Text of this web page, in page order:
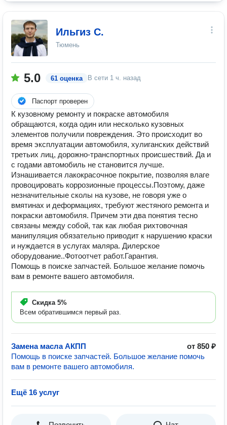
Ильгиз С.
Тюмень
5.0 61 оценка В сети 1 ч. назад
Паспорт проверен
К кузовному ремонту и покраске автомобиля
обращаются, когда один или несколько кузовных
элементов получили повреждения. Это происходит во
время эксплуатации автомобиля, хулиганских действий
третьих лиц, дорожно-транспортных происшествий. Да и
с годами автомобиль не становится лучше.
Изнашивается лакокрасочное покрытие, позволяя влаге
провоцировать коррозионные процессы.Поэтому, даже
незначительные сколы на кузове, не говоря уже о
вмятинах и деформациях, требуют жестяного ремонта и
покраски автомобиля. Причем эти два понятия тесно
связаны между собой, так как любая рихтовочная
манипуляция обязательно приводит к нарушению краски
и нуждается в услугах маляра. Дилерское
оборудование..Фотоотчет работ.Гарантия.
Помощь в поиске запчастей. Большое желание помочь
вам в ремонте вашего автомобиля.
Скидка 5%
Всем обратившимся первый раз.
Замена масла АКПП
от 850 ₽
Помощь в поиске запчастей. Большое желание помочь
вам в ремонте вашего автомобиля.
Ещё 16 услуг